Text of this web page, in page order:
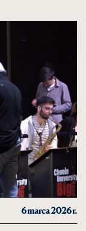
6 marca 2026 r.